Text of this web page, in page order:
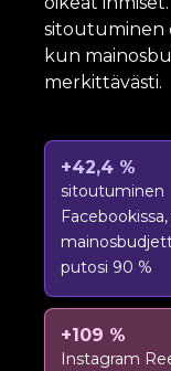
sitoutuminen
kun
merkittävästi.
+42,4 %
sitoutuminen
putosi 90 %
+109 %
Instagram